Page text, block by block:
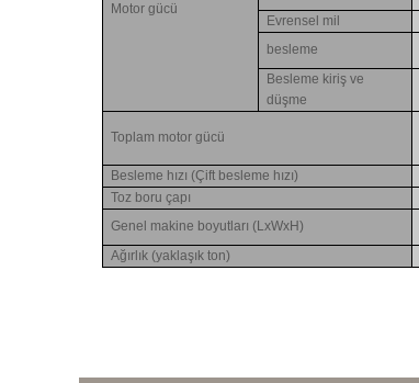
Motor gücü
Evrensel mil
besleme
Besleme kiriş ve
düşme
Toplam motor gücü
Besleme hızı (Çift besleme hızı)
Toz boru çapı
Genel makine boyutları (LxWxH)
Ağırlık (yaklaşık ton)